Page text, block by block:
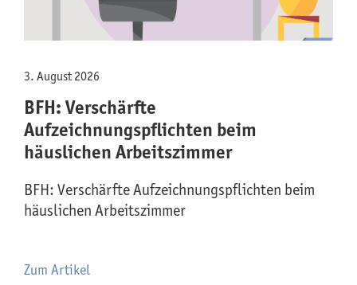
3. August 2026
BFH: Verschärfte
Aufzeichnungspflichten beim
häuslichen Arbeitszimmer
BFH: Verschärfte Aufzeichnungspflichten beim
häuslichen Arbeitszimmer
Zum Artikel